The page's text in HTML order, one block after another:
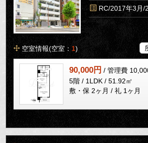
RC/2017年3月/
空室情報(空室： 1)
90,000円 / 管理費
5階 / 1LDK / 51.92㎡
敷・保 2ヶ月 / 礼 1ヶ月